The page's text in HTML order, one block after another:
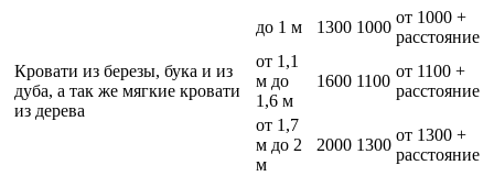
Кровати из березы, бука и из
дуба, а так же мягкие кровати
из дерева
до 1 м 1300 1000
от 1000 +
расстояние
от 1,1
м до
1,6 м
1600 1100
от 1100 +
расстояние
от 1,7
м до 2
м
2000 1300
от 1300 +
расстояние